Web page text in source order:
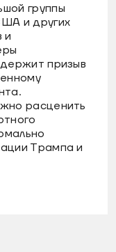
группы
и других
и
призыв
расценить
Трампа и